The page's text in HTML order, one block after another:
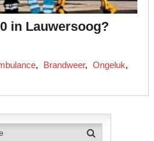
in Lauwersoog?
, Brandweer, Ongeluk,